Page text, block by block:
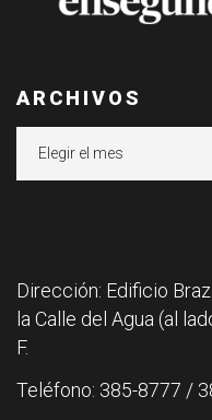
ARCHIVOS
Dirección: Edificio
la Calle del Agua (al
F.
Teléfono: 385-8777 /